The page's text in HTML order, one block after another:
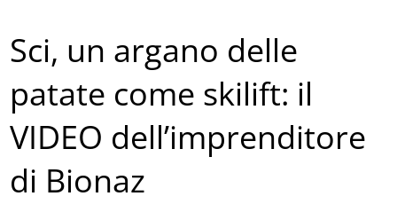
Sci, un argano delle
patate come skilift: il
VIDEO dell’imprenditore
di Bionaz